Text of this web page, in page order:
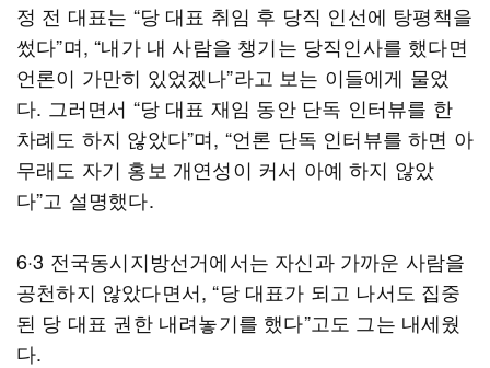
정 전 대표는 “당 대표 취임 후 당직 인선에 탕평책을
썼다”며, “내가 내 사람을 챙기는 당직인사를 했다면
언론이 가만히 있었겠나”라고 보는 이들에게 물었
다. 그러면서 “당 대표 재임 동안 단독 인터뷰를 한
차례도 하지 않았다”며, “언론 단독 인터뷰를 하면 아
무래도 자기 홍보 개연성이 커서 아예 하지 않았
다”고 설명했다.
6·3 전국동시지방선거에서는 자신과 가까운 사람을
공천하지 않았다면서, “당 대표가 되고 나서도 집중
된 당 대표 권한 내려놓기를 했다”고도 그는 내세웠
다.